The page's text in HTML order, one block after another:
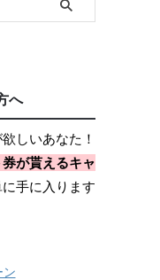
へ
しいあなた！
が貰えるキャ
手に入ります
ン